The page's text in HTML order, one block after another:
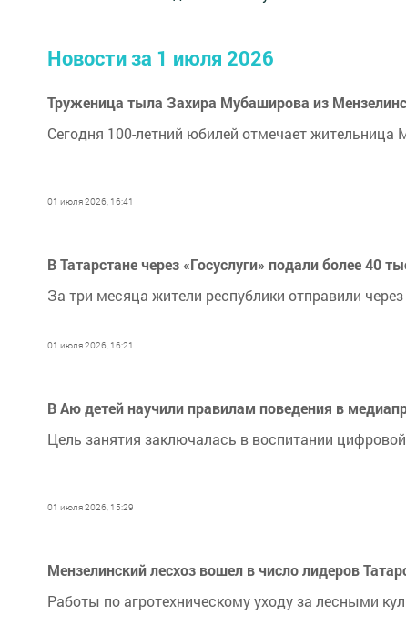
Новости за 1 июля 2026
Труженица тыла Захира Мубаширова из
Сегодня 100-летний юбилей отмечает
01 июля 2026, 16:41
В Татарстане через «Госуслуги» подали более 40
За три месяца жители республики отправили
01 июля 2026, 16:21
В Аю детей научили правилам поведения в
Цель занятия заключалась в воспитании
01 июля 2026, 15:29
Мензелинский лесхоз вошел в число лидеров
Работы по агротехническому уходу за лесными